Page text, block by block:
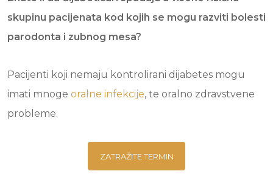
skupinu pacijenata kod kojih se mogu razviti bolesti
parodonta i zubnog mesa?
Pacijenti koji nemaju kontrolirani dijabetes mogu
imati mnoge oralne infekcije, te oralno zdravstvene
probleme.
ZATRAŽITE TERMIN